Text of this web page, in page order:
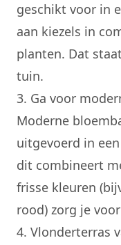
geschikt voor in
aan kiezels in
planten. Dat
tuin.
3. Ga voor
Moderne
uitgevoerd in
dit combineert
frisse kleuren
rood) zorg je
4. Vlonderterras